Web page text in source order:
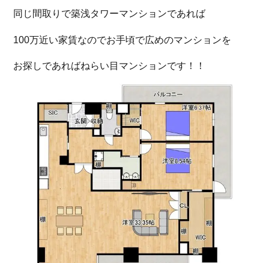
同じ間取りで築浅タワーマンションであれば
100万近い家賃なのでお手頃で広めのマンションを
お探しであればねらい目マンションです！！